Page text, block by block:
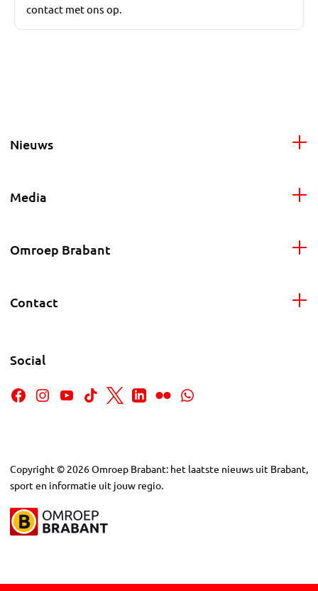
contact met ons op.
Nieuws
Media
Omroep Brabant
Contact
Social
Copyright © 2026Omroep Brabant: het laatste nieuws uit Brabant,
sport en informatie uit jouw regio.